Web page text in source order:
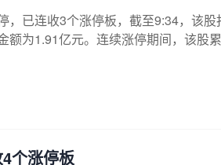
，已连收3个涨停板，截至9:34，该
额为1.91亿元。连续涨停期间，该股
万元。据天眼查APP显示，新疆
。（数据宝）近日该股表现日期当
个涨停板